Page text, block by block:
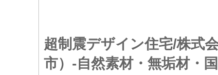
超制震デザイン住宅/株式
市）-自然素材・無垢材・